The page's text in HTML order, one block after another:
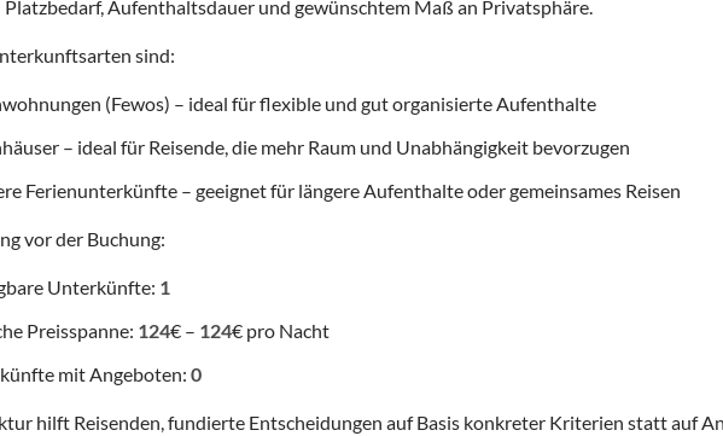
Platzbedarf, Aufenthaltsdauer und gewünschtem Maß an Privatsphäre.
sind:
(Fewos) – ideal für flexible und gut organisierte Aufenthalte
– ideal für Reisende, die mehr Raum und Unabhängigkeit bevorzugen
Ferienunterkünfte – geeignet für längere Aufenthalte oder gemeinsames Reisen
vor der Buchung:
Unterkünfte: 1
Preisspanne: 124€ – 124€ pro Nacht
mit Angeboten: 0
hilft Reisenden, fundierte Entscheidungen auf Basis konkreter Kriterien statt auf